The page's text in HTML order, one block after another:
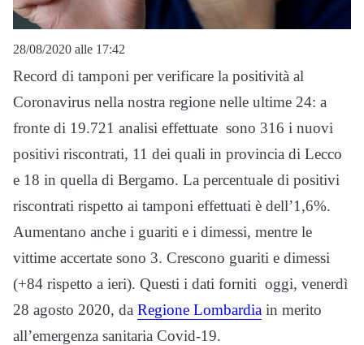
28/08/2020 alle 17:42
Record di tamponi per verificare la positività al
Coronavirus nella nostra regione nelle ultime 24: a
fronte di 19.721 analisi effettuate sono 316 i nuovi
positivi riscontrati, 11 dei quali in provincia di Lecco
e 18 in quella di Bergamo. La percentuale di positivi
riscontrati rispetto ai tamponi effettuati è dell’1,6%.
Aumentano anche i guariti e i dimessi, mentre le
vittime accertate sono 3. Crescono guariti e dimessi
(+84 rispetto a ieri). Questi i dati forniti oggi, venerdì
28 agosto 2020, da Regione Lombardia in merito
all’emergenza sanitaria Covid-19.